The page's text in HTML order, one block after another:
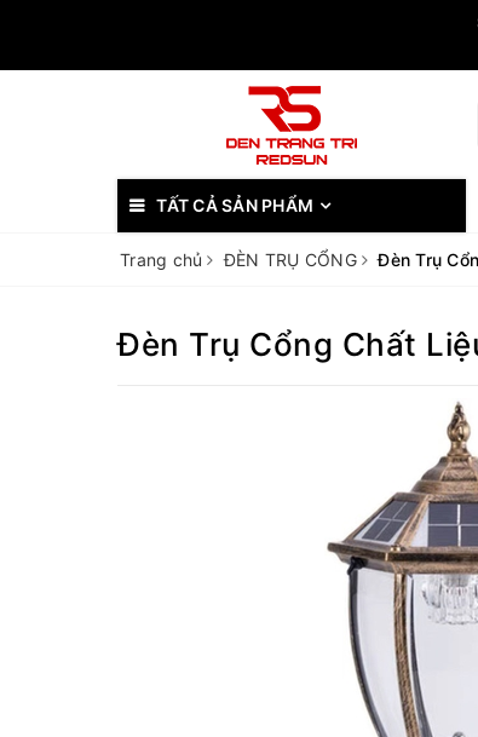
TẤT CẢ SẢN PHẨM
Trang chủ ĐÈN TRỤ CỔNG Đèn Trụ
Đèn Trụ Cổng Chất